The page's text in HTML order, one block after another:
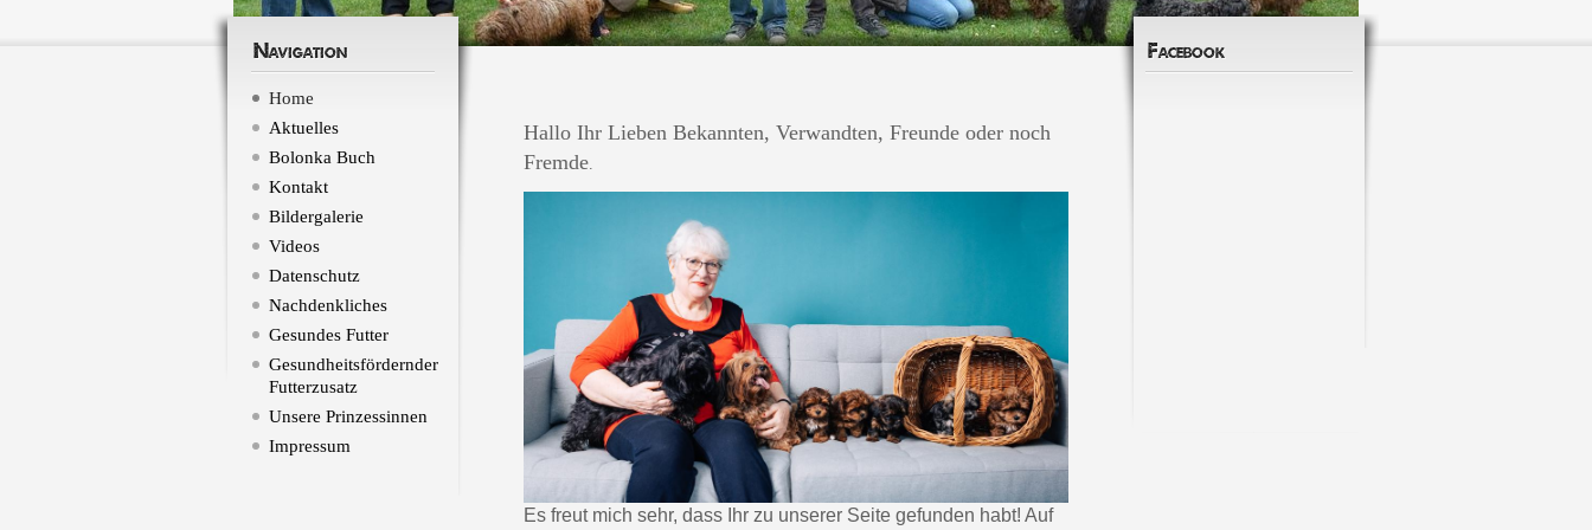
Navigation
Home
Aktuelles
Bolonka Buch
Kontakt
Bildergalerie
Videos
Datenschutz
Nachdenkliches
Gesundes Futter
Gesundheitsfördernder
Futterzusatz
Unsere Prinzessinnen
Impressum
Facebook
Hallo Ihr Lieben Bekannten, Verwandten, Freunde oder noch
Fremde.
Es freut mich sehr, dass Ihr zu unserer Seite gefunden habt! Auf